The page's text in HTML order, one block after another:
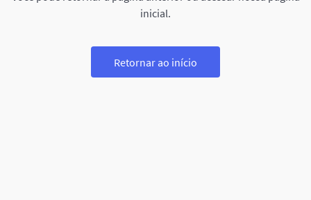
inicial.
Retornar ao início